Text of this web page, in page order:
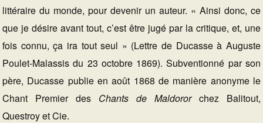
littéraire du monde, pour devenir un auteur. « Ainsi donc, ce
que je désire avant tout, c’est être jugé par la critique, et, une
fois connu, ça ira tout seul » (Lettre de Ducasse à Auguste
Poulet-Malassis du 23 octobre 1869). Subventionné par son
père, Ducasse publie en août 1868 de manière anonyme le
Chant Premier des Chants de Maldororchez Balitout,
Questroy et Cie.